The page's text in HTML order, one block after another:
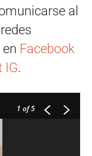
al
Facebook
IG.
1 of 5